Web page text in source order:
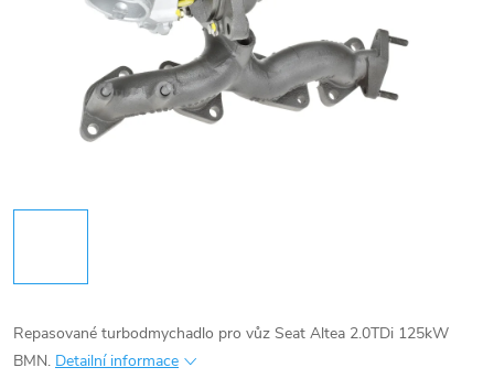
Repasované turbodmychadlo pro vůz Seat Altea 2.0TDi 125kW
BMN. Detailní informace